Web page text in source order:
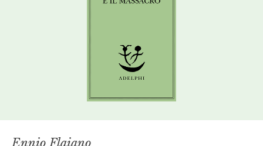
Ennio Flaiano